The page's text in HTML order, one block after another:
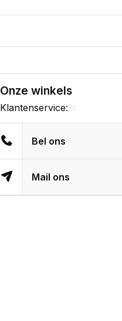
Onze winkels
Klantenservice:
Bel ons
Mail ons